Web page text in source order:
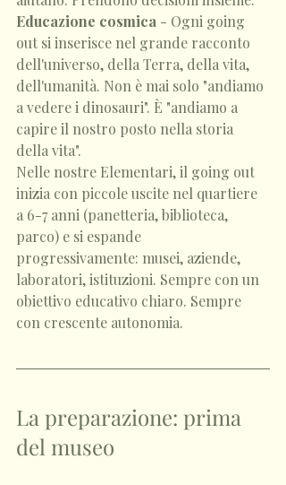
Educazione cosmica - Ogni going
out si inserisce nel grande racconto
dell'universo, della Terra, della vita,
dell'umanità. Non è mai solo "andiamo
a vedere i dinosauri". È "andiamo a
capire il nostro posto nella storia
della vita".
Nelle nostre Elementari, il going out
inizia con piccole uscite nel quartiere
a 6-7 anni (panetteria, biblioteca,
parco) e si espande
progressivamente: musei, aziende,
laboratori, istituzioni. Sempre con un
obiettivo educativo chiaro. Sempre
con crescente autonomia.
La preparazione: prima
del museo